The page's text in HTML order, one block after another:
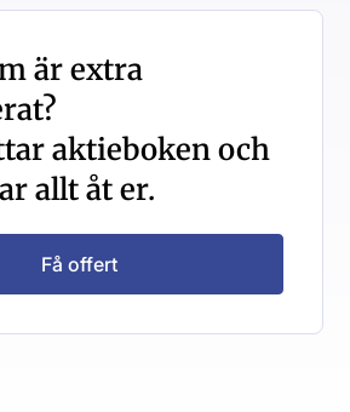
är extra
aktieboken och
allt åt er.
Få offert